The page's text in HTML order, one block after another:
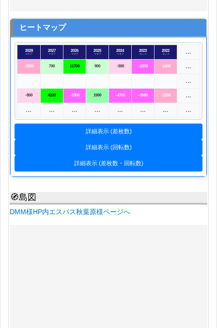
ヒートマップ
2028
マギア
2027
マギア
2026
マギア
2025
マギア
2024
マギア
2023
モンス
2022
モンス …
-1200 700 11700 900 -500 -2200 -1400 …
…
-800 4200 -2300 1500 -4700 -3600 -1300 …
… … … … … … … …
詳細表示 (差枚数)
詳細表示 (回転数)
詳細表示 (差枚数・回転数)
🧭島図
DMM様HP内エスパス秋葉原様ページへ